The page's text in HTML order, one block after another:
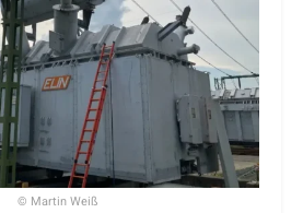
© Martin Weiß